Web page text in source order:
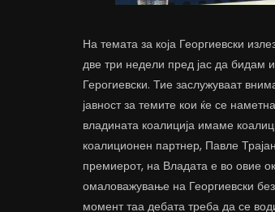
На темата за која Георгиевски
две три недели пред јас да бидам
Герогиевски. Тие заслужуваат
јавност за темите кои ќе се
владината коалиција имаме
коалиционен партнер, Павле
премиерот, на Владата е во овие
омаловажување на Георгиевски
момент таа дебата треба да се